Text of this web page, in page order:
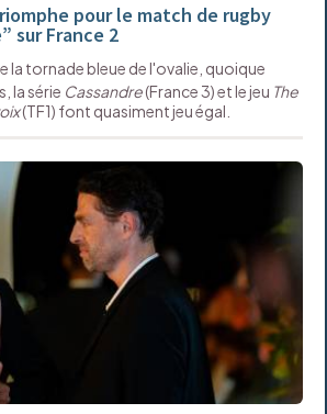
pour le match de rugby
sur France 2
la tornade bleue de l'ovalie, quoique
la série Cassandre(France 3) et le jeu The
(TF1) font quasiment jeu égal.